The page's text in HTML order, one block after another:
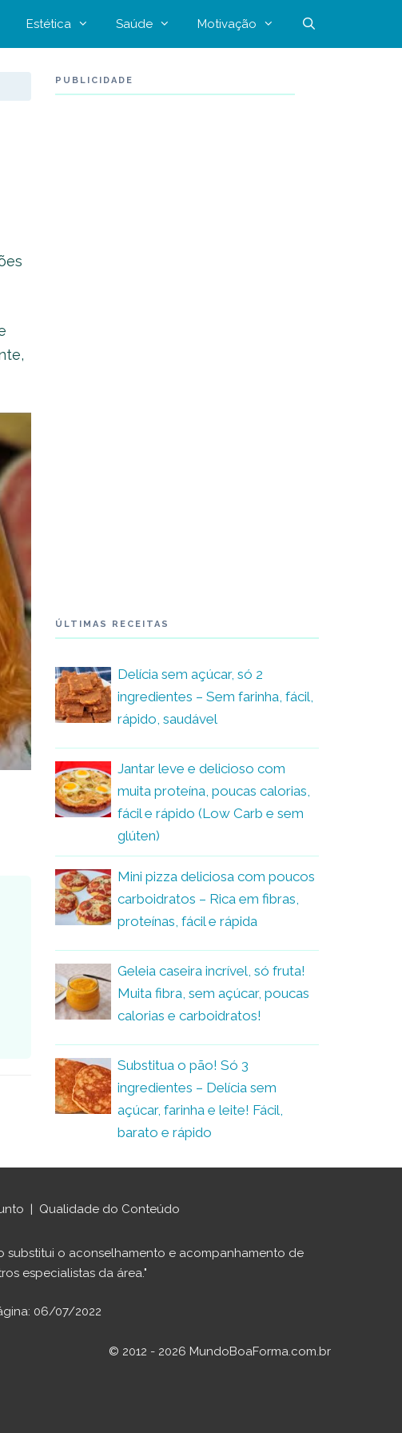
Estética Saúde Motivação
PUBLICIDADE
ÚLTIMAS RECEITAS
Delícia sem açúcar, só 2
ingredientes – Sem farinha, fácil,
rápido, saudável
Jantar leve e delicioso com
muita proteína, poucas calorias,
fácil e rápido (Low Carb e sem
glúten)
Mini pizza deliciosa com poucos
carboidratos – Rica em fibras,
proteínas, fácil e rápida
Geleia caseira incrível, só fruta!
Muita fibra, sem açúcar, poucas
calorias e carboidratos!
Substitua o pão! Só 3
ingredientes – Delícia sem
açúcar, farinha e leite! Fácil,
barato e rápido
| Qualidade do Conteúdo
substitui o aconselhamento e acompanhamento de
especialistas da área."
06/07/2022
© 2012 - 2026 MundoBoaForma.com.br